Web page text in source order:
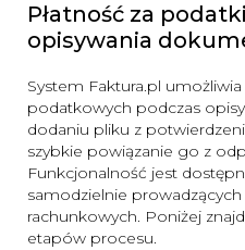
Płatność za
opisywania
System Faktura.pl
podatkowych podczas
dodaniu pliku z
szybkie powiązanie go z
Funkcjonalność jest
samodzielnie
rachunkowych. Poniżej
etapów procesu.